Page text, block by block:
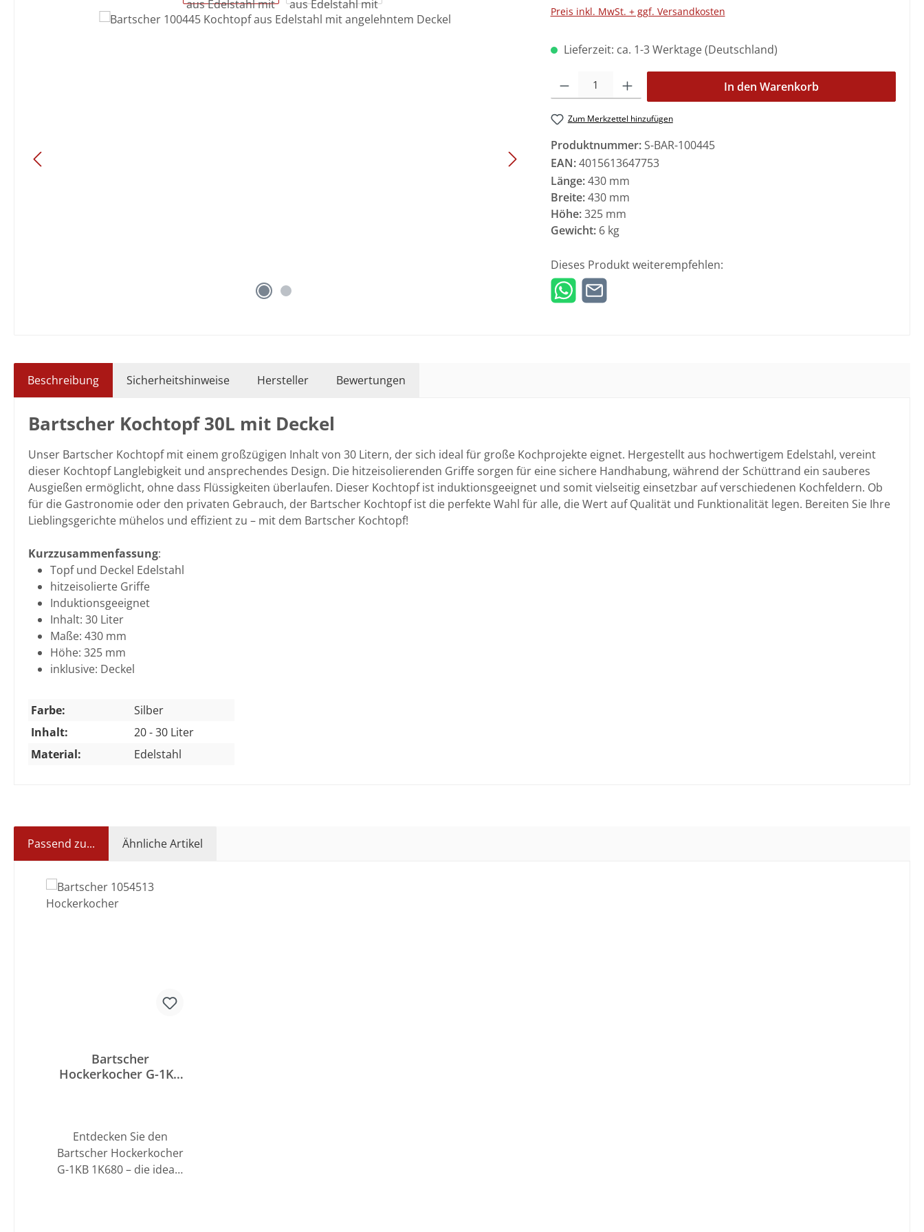
Preis inkl. MwSt. + ggf. Versandkosten
Lieferzeit: ca. 1-3 Werktage (Deutschland)
Produkt Anzahl: Gib den gewünschten Wert ein oder benutze die
In den Warenkorb
Zum Merkzettel hinzufügen
Produktnummer: S-BAR-100445
EAN:4015613647753
Länge:430 mm
Breite:430 mm
Höhe:325 mm
Gewicht: 6 kg
Dieses Produkt weiterempfehlen:
Beschreibung Sicherheitshinweise Hersteller Bewertungen
Bartscher Kochtopf 30L mit Deckel
Unser Bartscher Kochtopf mit einem großzügigen Inhalt von 30 Litern, der sich ideal für große Kochprojekte eignet. Hergestellt aus hochwertigem Edelstahl, vereint
dieser Kochtopf Langlebigkeit und ansprechendes Design. Die hitzeisolierenden Griffe sorgen für eine sichere Handhabung, während der Schüttrand ein sauberes
Ausgießen ermöglicht, ohne dass Flüssigkeiten überlaufen. Dieser Kochtopf ist induktionsgeeignet und somit vielseitig einsetzbar auf verschiedenen Kochfeldern. Ob
für die Gastronomie oder den privaten Gebrauch, der Bartscher Kochtopf ist die perfekte Wahl für alle, die Wert auf Qualität und Funktionalität legen. Bereiten Sie Ihre
Lieblingsgerichte mühelos und effizient zu – mit dem Bartscher Kochtopf!
Kurzzusammenfassung:
Topf und Deckel Edelstahl
hitzeisolierte Griffe
Induktionsgeeignet
Inhalt: 30 Liter
Maße: 430 mm
Höhe: 325 mm
inklusive: Deckel
Farbe:
Silber
Inhalt:
20 - 30 Liter
Material:
Edelstahl
Passend zu... Ähnliche Artikel
Produktgalerie überspringen
Bartscher
Hockerkocher G-1KB
Entdecken Sie den
Bartscher Hockerkocher
G-1KB 1K680 – die ideale